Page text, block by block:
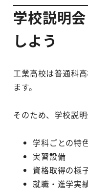
学校説明
しよう
工業高校は普通科
ます。
そのため、学校説
学科ごとの特
実習設備
資格取得の様
就職・進学実